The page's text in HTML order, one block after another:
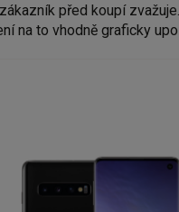
před koupí
na to vhodně graficky